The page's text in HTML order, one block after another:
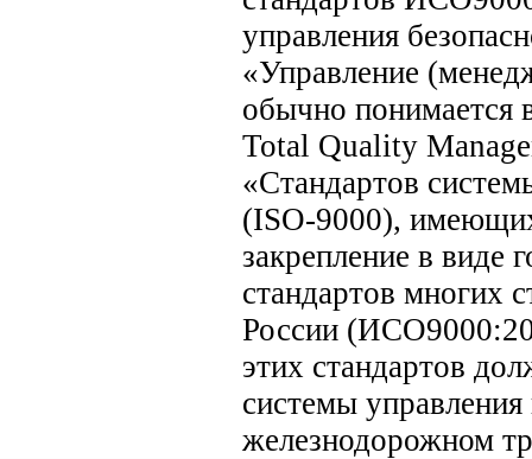
управления
«Управление
обычно понимается
Total Quality
«Стандартов
(ISO-9000),
закрепление в виде
стандартов многих
России
этих стандартов
системы управления
железнодорожном